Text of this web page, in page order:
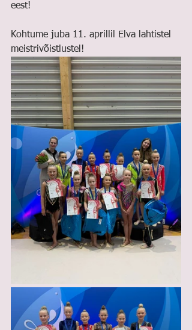
eest!
Kohtume juba 11. aprillil Elva lahtistel
meistrivõistlustel!